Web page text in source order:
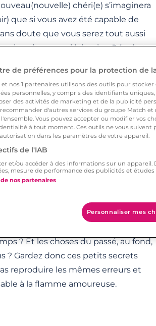
chéri(e) s’imaginera
que si vous avez été capable de
doute que vous serez tout aussi
un jour pas si lointain… Résultat :
prendre la poudre d’escampette
il(elle) décidait de rester,
ses petites crises de jalousie et
: mieux vaut garder ça pour soi !
vous risquez de perdre un
notamment au début de la
soi, ses petites victoires et ses
blessures passées et ses espoirs
partenaire de mieux vous
qu’il vaut mieux le laisser
? Et les choses du passé, au fond,
? Gardez donc ces petits secrets
reproduire les mêmes erreurs et
à la flamme amoureuse.
de préférences pour la protection de
et nos 1 partenaires utilisons des outils pour
personnelles, y compris des identifiants
des activités de marketing et de la publicité
d'autres services du groupe Match
Vous pouvez accepter ou modifier vos
à tout moment. Ces outils ne vous suivent
dans les paramètres de votre appareil.
de l'IAB
et/ou accéder à des informations sur un appareil.
mesure de performance des publicités et études
nos partenaires
Personnaliser mes